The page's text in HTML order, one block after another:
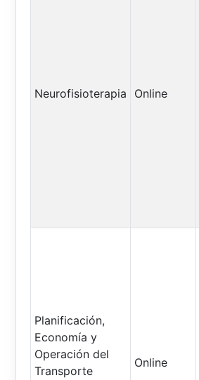
Neurofisioterapia Online
Planificación,
Economía y
Operación del
Transporte
Online